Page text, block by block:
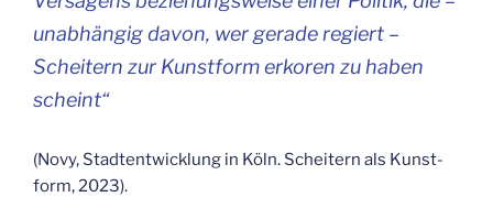
unab­hän­gig davon, wer gera­de regiert –
Schei­tern zur Kunst­form erko­ren zu haben
scheint“
(Novy, Stadt­ent­wick­lung in Köln. Schei­tern als Kunst­
form, 2023).